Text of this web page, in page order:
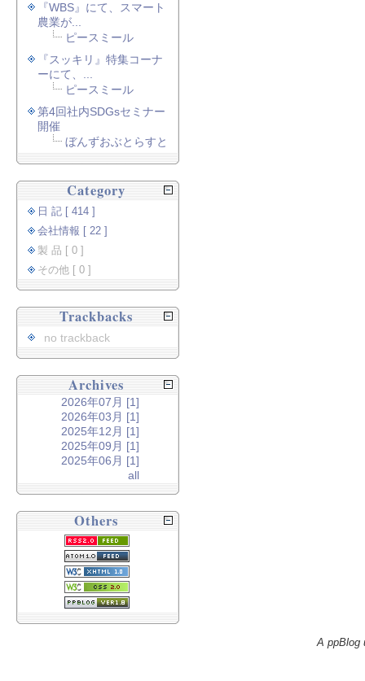
『WBS』にて、スマート
農業が...
ピースミール
『スッキリ』特集コーナ
ーにて、...
ピースミール
第4回社内SDGsセミナー
開催
ぼんずおぶとらすと
Category
日 記 [ 414 ]
会社情報 [ 22 ]
製 品 [ 0 ]
その他 [ 0 ]
Trackbacks
no trackback
Archives
2026年07月 [1]
2026年03月 [1]
2025年12月 [1]
2025年09月 [1]
2025年06月 [1]
all
Others
A ppBlog